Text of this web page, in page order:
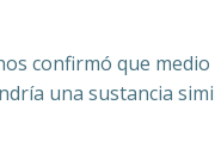
confirmó que
una sustancia